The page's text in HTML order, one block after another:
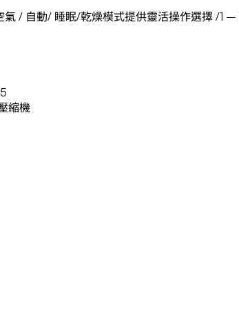
氣 / 自動/ 睡眠/乾燥模式提供靈活操作選擇 /1 –
縮機